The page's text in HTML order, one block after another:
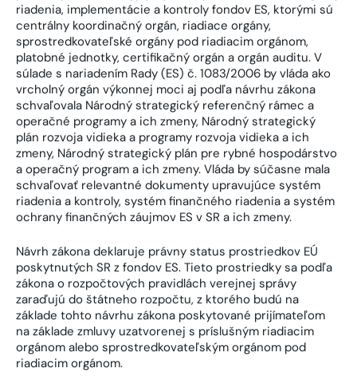
riadenia, implementácie a kontroly fondov ES, ktorými sú
centrálny koordinačný orgán, riadiace orgány,
sprostredkovateľské orgány pod riadiacim orgánom,
platobné jednotky, certifikačný orgán a orgán auditu. V
súlade s nariadením Rady (ES) č. 1083/2006 by vláda ako
vrcholný orgán výkonnej moci aj podľa návrhu zákona
schvaľovala Národný strategický referenčný rámec a
operačné programy a ich zmeny, Národný strategický
plán rozvoja vidieka a programy rozvoja vidieka a ich
zmeny, Národný strategický plán pre rybné hospodárstvo
a operačný program a ich zmeny. Vláda by súčasne mala
schvaľovať relevantné dokumenty upravujúce systém
riadenia a kontroly, systém finančného riadenia a systém
ochrany finančných záujmov ES v SR a ich zmeny.
Návrh zákona deklaruje právny status prostriedkov EÚ
poskytnutých SR z fondov ES. Tieto prostriedky sa podľa
zákona o rozpočtových pravidlách verejnej správy
zaraďujú do štátneho rozpočtu, z ktorého budú na
základe tohto návrhu zákona poskytované prijímateľom
na základe zmluvy uzatvorenej s príslušným riadiacim
orgánom alebo sprostredkovateľským orgánom pod
riadiacim orgánom.